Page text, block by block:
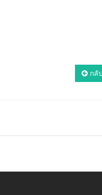
กลั